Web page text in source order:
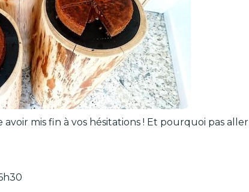
avoir mis fin à vos hésitations ! Et pourquoi pas aller